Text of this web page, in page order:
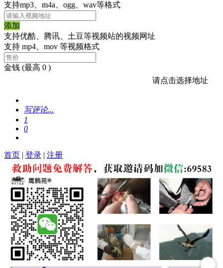
支持mp3、m4a、ogg、wav等格式
添加
支持优酷、腾讯、土豆等视频站的视频网址
支持 mp4、mov 等视频格式
金钱 (最高 0 )
请点击选择地址
写评论...
1
0
首页 | 登录 | 注册